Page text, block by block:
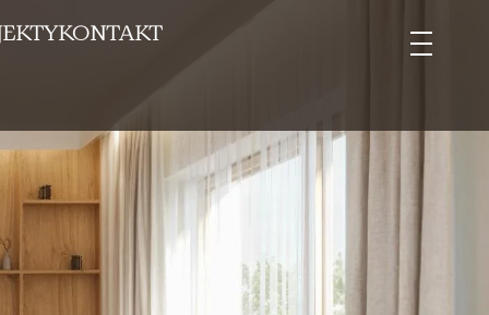
KONTAKT